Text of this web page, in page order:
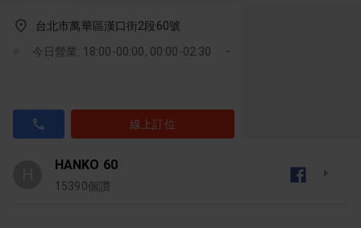
台北市萬華區漢口街2段60號
今日營業: 18:00-00:00, 00:00-02:30
線上訂位
HANKO 60
15390個讚